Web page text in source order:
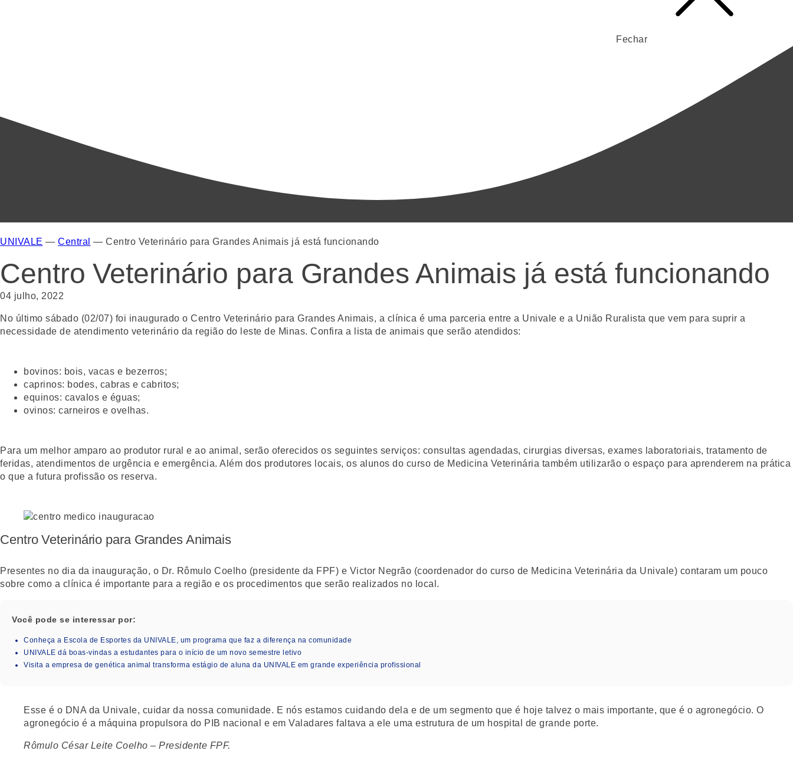
Fechar
UNIVALE — Central — Centro Veterinário para Grandes Animais já está funcionando
Centro Veterinário para Grandes Animais já está funcionando
04 julho, 2022
No último sábado (02/07) foi inaugurado o Centro Veterinário para Grandes Animais, a clínica é uma parceria entre a Univale e a União Ruralista que vem para suprir a
necessidade de atendimento veterinário da região do leste de Minas. Confira a lista de animais que serão atendidos:
bovinos: bois, vacas e bezerros;
caprinos: bodes, cabras e cabritos;
equinos: cavalos e éguas;
ovinos: carneiros e ovelhas.
Para um melhor amparo ao produtor rural e ao animal, serão oferecidos os seguintes serviços: consultas agendadas, cirurgias diversas, exames laboratoriais, tratamento de
feridas, atendimentos de urgência e emergência. Além dos produtores locais, os alunos do curso de Medicina Veterinária também utilizarão o espaço para aprenderem na prática
o que a futura profissão os reserva.
Centro Veterinário para Grandes Animais
Presentes no dia da inauguração, o Dr. Rômulo Coelho (presidente da FPF) e Victor Negrão (coordenador do curso de Medicina Veterinária da Univale) contaram um pouco
sobre como a clínica é importante para a região e os procedimentos que serão realizados no local.
Você pode se interessar por:
Conheça a Escola de Esportes da UNIVALE, um programa que faz a diferença na comunidade
UNIVALE dá boas-vindas a estudantes para o início de um novo semestre letivo
Visita a empresa de genética animal transforma estágio de aluna da UNIVALE em grande experiência profissional
Esse é o DNA da Univale, cuidar da nossa comunidade. E nós estamos cuidando dela e de um segmento que é hoje talvez o mais importante, que é o agronegócio. O
agronegócio é a máquina propulsora do PIB nacional e em Valadares faltava a ele uma estrutura de um hospital de grande porte.
Rômulo César Leite Coelho – Presidente FPF.